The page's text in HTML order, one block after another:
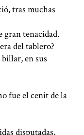
tras muchas
gran tenacidad.
del tablero?
en sus
fue el cenit de la
disputadas,